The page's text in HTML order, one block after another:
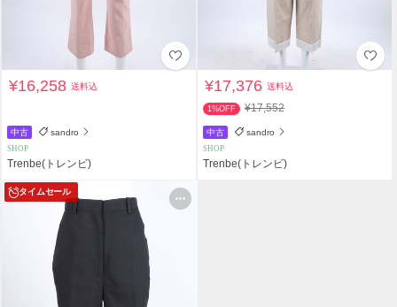
¥16,258送料込
中古 sandro
SHOP
Trenbe(トレンビ)
¥17,376送料込
1%OFF ¥17,552
中古 sandro
SHOP
Trenbe(トレンビ)
タイムセール